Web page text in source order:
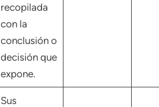
recopilada
con la
conclusión o
decisión que
expone.
Sus